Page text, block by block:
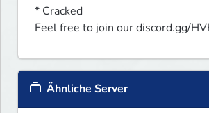
* Cracked
Feel free to join our discord.gg/
Ähnliche Server